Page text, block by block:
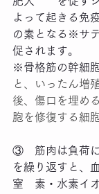
よって起きる免
の素となる※サ
促されます。
※骨格筋の幹細胞
と、いったん増
後、傷口を埋め
胞を修復する細胞
③　筋肉は負荷
を繰り返すと、
窒　素・水素イ